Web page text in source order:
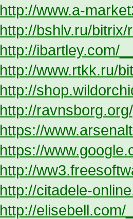
http://www.a-
http://bshlv.ru/
http://ibartley.com/
http://www.rtkk.ru/
http://
http://
https://
https://
http://
http://citadele-
http://elisebell.com/